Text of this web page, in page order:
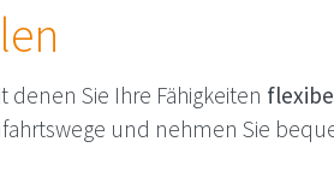
denen Sie Ihre Fähigkeiten
und nehmen Sie